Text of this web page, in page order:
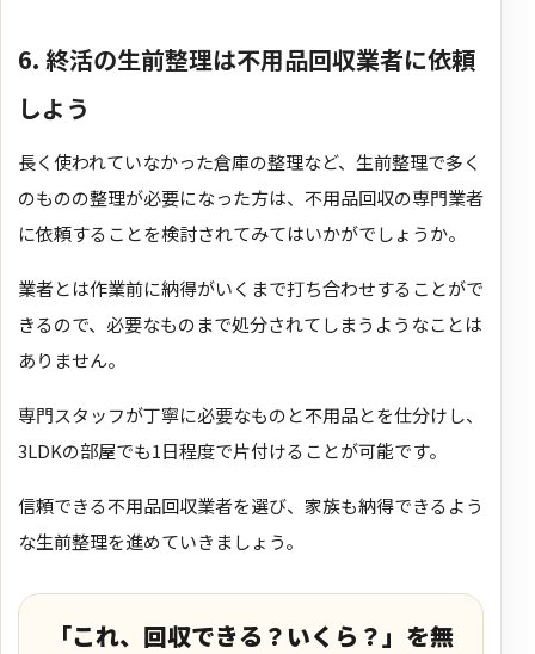
6. 終活の生前整理は不用品回収業者に依頼
しよう
長く使われていなかった倉庫の整理など、生前整理で多く
のものの整理が必要になった方は、不用品回収の専門業者
に依頼することを検討されてみてはいかがでしょうか。
業者とは作業前に納得がいくまで打ち合わせすることがで
きるので、必要なものまで処分されてしまうようなことは
ありません。
専門スタッフが丁寧に必要なものと不用品とを仕分けし、
3LDKの部屋でも1日程度で片付けることが可能です。
信頼できる不用品回収業者を選び、家族も納得できるよう
な生前整理を進めていきましょう。
「これ、回収できる？いくら？」を無